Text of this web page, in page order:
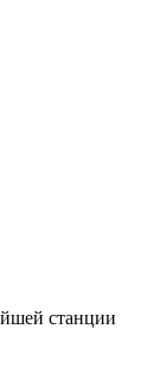
станции